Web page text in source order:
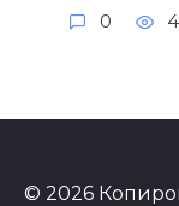
0
© 2026